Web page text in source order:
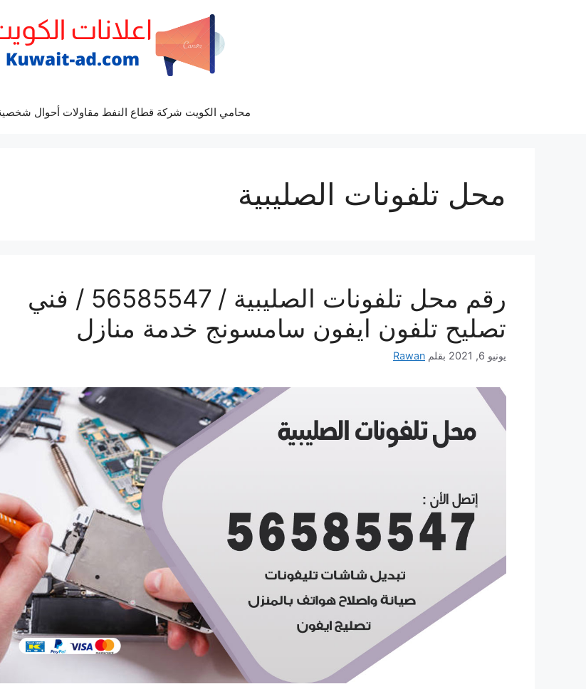
محامي الكويت شركة قطاع النفط مقاولات أحوال
محل تلفونات الصليبية
رقم محل تلفونات الصليبية / 56585547 / فني
تصليح تلفون ايفون سامسونج خدمة منازل
يونيو 6, 2021 بقلم Rawan